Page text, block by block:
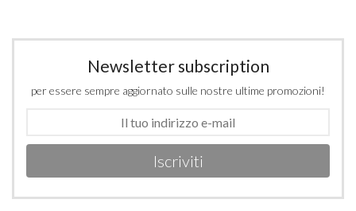
Newsletter subscription
per essere sempre aggiornato sulle nostre ultime promozioni!
Iscriviti